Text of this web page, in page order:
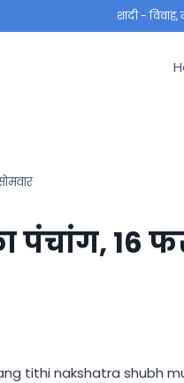
शादी -
16
tithi nakshatra shubh